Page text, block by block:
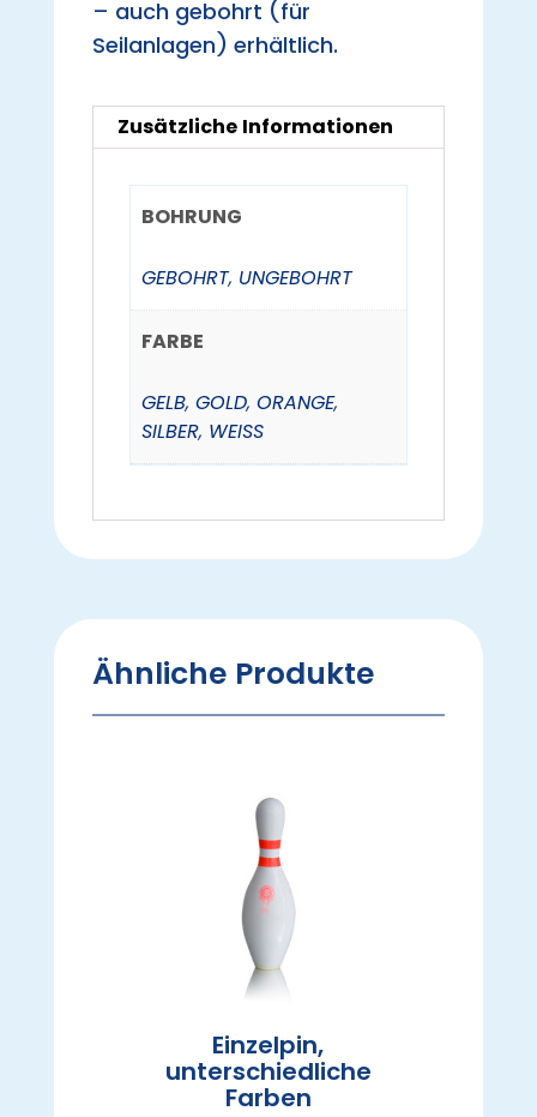
– auch gebohrt (für
Seilanlagen) erhältlich.
Zusätzliche Informationen
BOHRUNG
GEBOHRT, UNGEBOHRT
FARBE
GELB,GOLD,ORANGE,
SILBER, WEISS
Ähnliche Produkte
Einzelpin,
unterschiedliche
Farben